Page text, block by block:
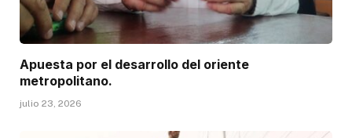
Apuesta por el desarrollo del oriente
metropolitano.
julio 23, 2026